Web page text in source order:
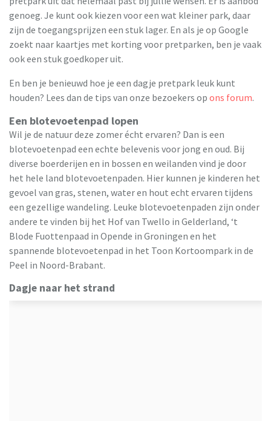
genoeg. Je kunt ook kiezen voor een wat kleiner park, daar
zijn de toegangsprijzen een stuk lager. En als je op Google
zoekt naar kaartjes met korting voor pretparken, ben je vaak
ook een stuk goedkoper uit.
En ben je benieuwd hoe je een dagje pretpark leuk kunt
houden? Lees dan de tips van onze bezoekers op ons forum.
Een blotevoetenpad lopen
Wil je de natuur deze zomer écht ervaren? Dan is een
blotevoetenpad een echte belevenis voor jong en oud. Bij
diverse boerderijen en in bossen en weilanden vind je door
het hele land blotevoetenpaden. Hier kunnen je kinderen het
gevoel van gras, stenen, water en hout echt ervaren tijdens
een gezellige wandeling. Leuke blotevoetenpaden zijn onder
andere te vinden bij het Hof van Twello in Gelderland, ‘t
Blode Fuottenpaad in Opende in Groningen en het
spannende blotevoetenpad in het Toon Kortoompark in de
Peel in Noord-Brabant.
Dagje naar het strand